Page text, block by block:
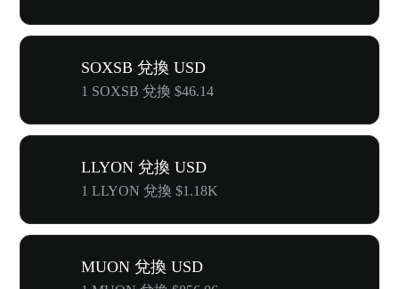
SOXSB 兌換 USD
1 SOXSB 兌換 $46.14
LLYON 兌換 USD
1 LLYON 兌換 $1.18K
MUON 兌換 USD